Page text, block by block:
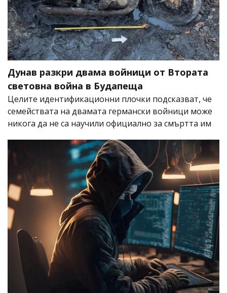
Дунав разкри двама войници от Втората
световна война в Будапеща
Целите идентификационни плочки подсказват, че
семействата на двамата германски войници може
никога да не са научили официално за смъртта им